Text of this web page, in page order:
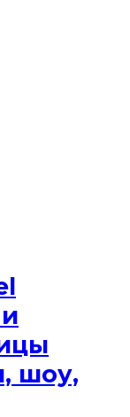
шоу,